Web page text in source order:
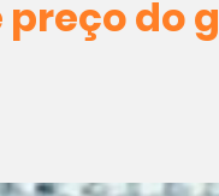
do